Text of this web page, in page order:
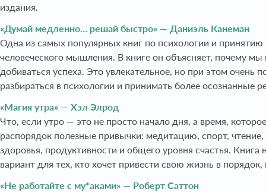
издания.
«Думай медленно… решай быстро» — Даниэль Канеман
Одна из самых популярных книг по психологии и
человеческого мышления. В книге он объясняет, почему
добиваться успеха. Это увлекательное, но при этом очень
разбираться в психологии и принимать более осознанные
«Магия утра» — Хэл Элрод
Что, если утро — это не просто начало дня, а время,
распорядок полезные привычки: медитацию, спорт,
здоровья, продуктивности и общего уровня счастья.
вариант для тех, кто хочет привести свою жизнь в порядок,
«Не работайте с му*аками» — Роберт Саттон